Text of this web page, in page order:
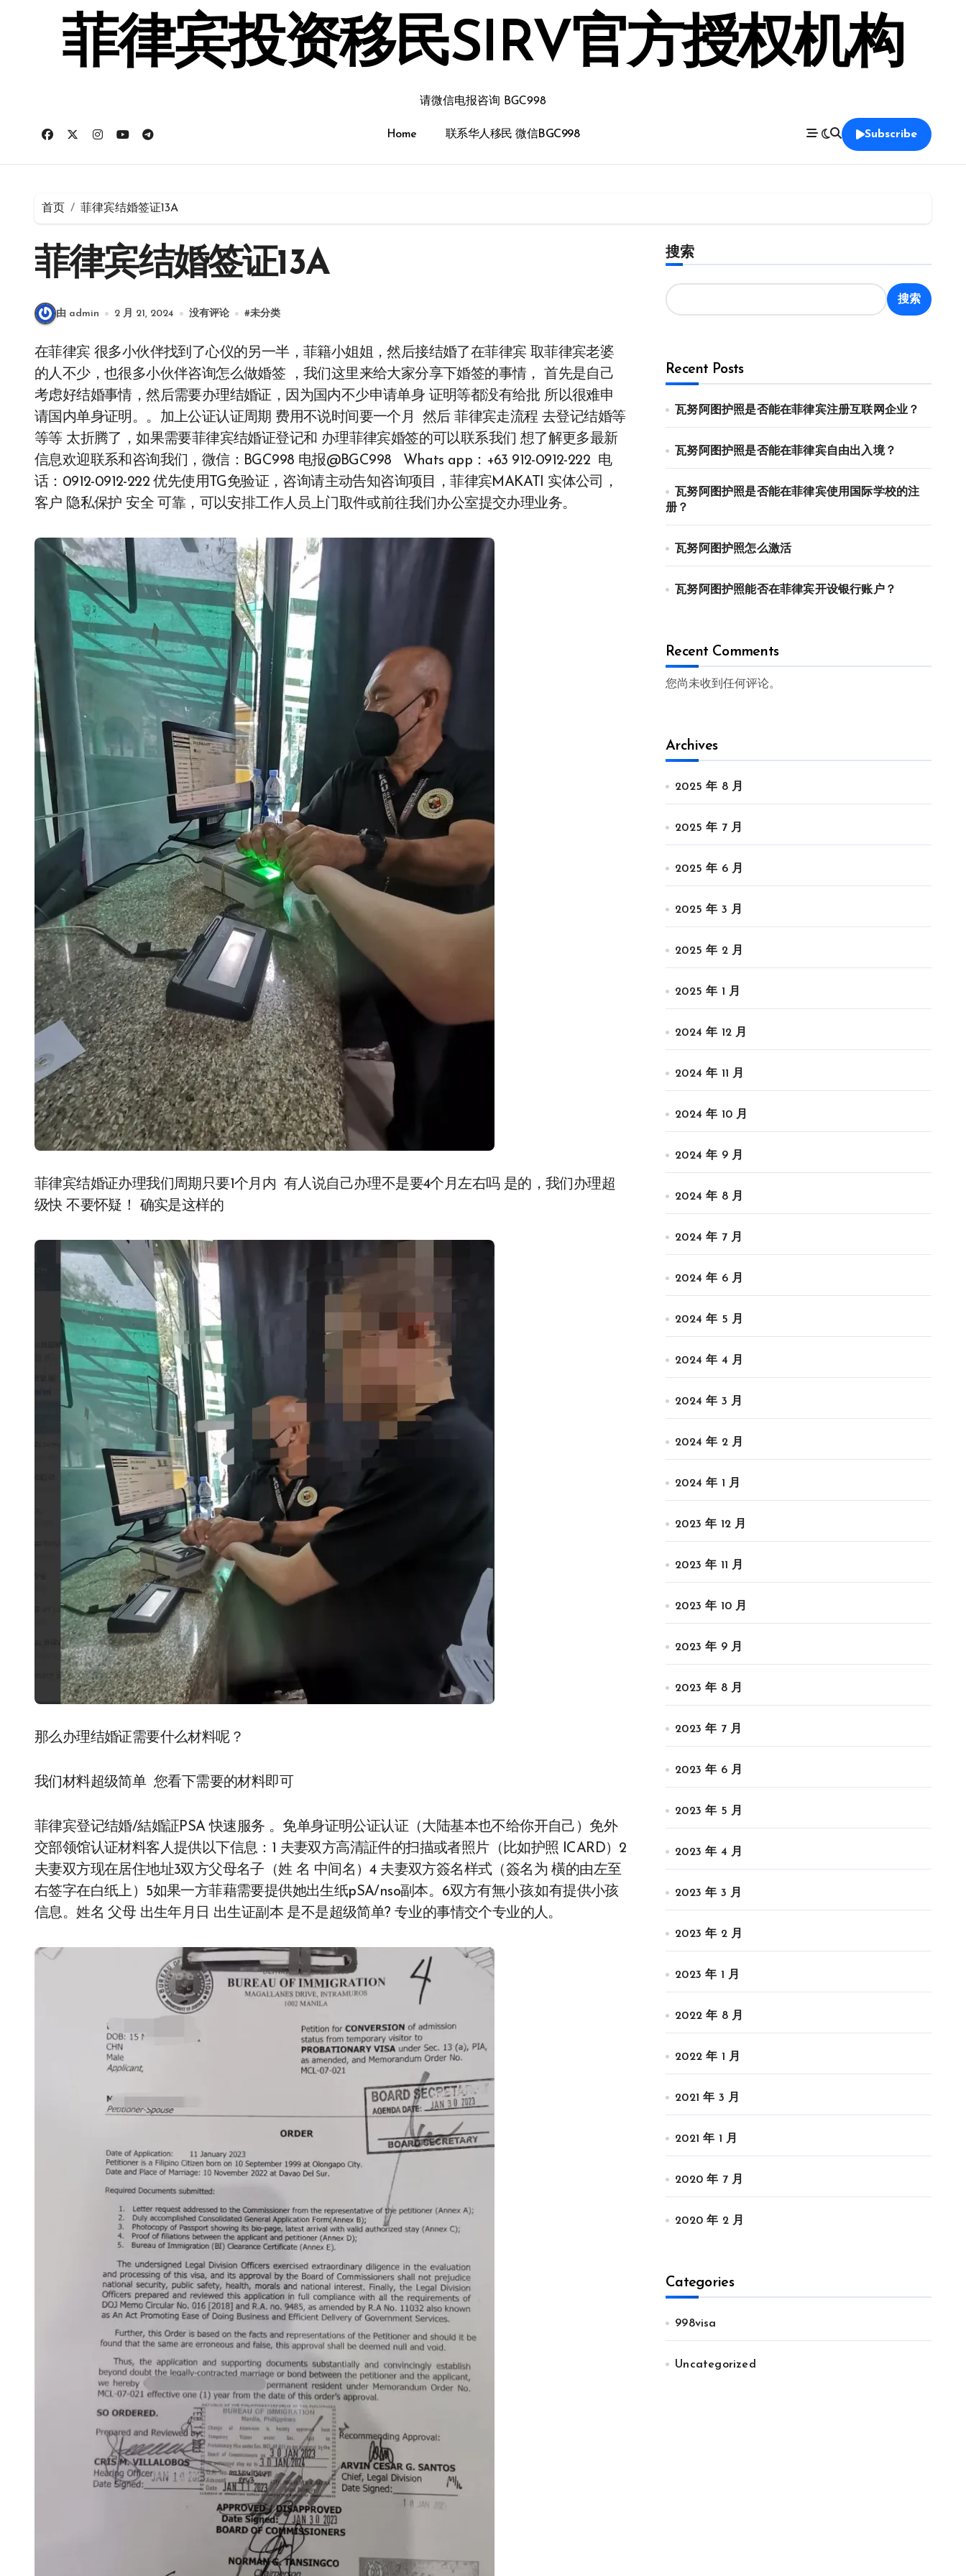
菲律宾投资移民SIRV官方授权机构
请微信电报咨询 BGC998
Home 联系华人移民 微信BGC998 Subscribe
首页 菲律宾结婚签证13A
菲律宾结婚签证13A
由 admin 2 月 21, 2024 没有评论 #未分类
在菲律宾 很多小伙伴找到了心仪的另一半，菲籍小姐姐，然后接结婚了在菲律宾 取菲律宾老婆
的人不少，也很多小伙伴咨询怎么做婚签 ，我们这里来给大家分享下婚签的事情， 首先是自己
考虑好结婚事情，然后需要办理结婚证，因为国内不少申请单身 证明等都没有给批 所以很难申
请国内单身证明。。加上公证认证周期 费用不说时间要一个月 然后 菲律宾走流程 去登记结婚等
等等 太折腾了，如果需要菲律宾结婚证登记和 办理菲律宾婚签的可以联系我们 想了解更多最新
信息欢迎联系和咨询我们，微信：BGC998 电报@BGC998 Whats app：+63 912-0912-222 电
话：0912-0912-222 优先使用TG免验证，咨询请主动告知咨询项目，菲律宾MAKATI 实体公司，
客户 隐私保护 安全 可靠，可以安排工作人员上门取件或前往我们办公室提交办理业务。
菲律宾结婚证办理我们周期只要1个月内 有人说自己办理不是要4个月左右吗 是的，我们办理超
级快 不要怀疑！ 确实是这样的
那么办理结婚证需要什么材料呢？
我们材料超级简单 您看下需要的材料即可
菲律宾登记结婚/結婚証PSA 快速服务 。免单身证明公证认证（大陆基本也不给你开自己）免外
交部领馆认证材料客人提供以下信息：1 夫妻双方高清証件的扫描或者照片（比如护照 ICARD）2
夫妻双方现在居住地址3双方父母名子（姓 名 中间名）4 夫妻双方簽名样式（簽名为 橫的由左至
右签字在白纸上）5如果一方菲藉需要提供她出生纸pSA/nso副本。6双方有無小孩.如有提供小孩
信息。姓名 父母 出生年月日 出生证副本 是不是超级简单? 专业的事情交个专业的人。
搜索
搜索
Recent Posts
瓦努阿图护照是否能在菲律宾注册互联网企业？
瓦努阿图护照是否能在菲律宾自由出入境？
瓦努阿图护照是否能在菲律宾使用国际学校的注
册？
瓦努阿图护照怎么激活
瓦努阿图护照能否在菲律宾开设银行账户？
Recent Comments
您尚未收到任何评论。
Archives
2025 年 8 月
2025 年 7 月
2025 年 6 月
2025 年 3 月
2025 年 2 月
2025 年 1 月
2024 年 12 月
2024 年 11 月
2024 年 10 月
2024 年 9 月
2024 年 8 月
2024 年 7 月
2024 年 6 月
2024 年 5 月
2024 年 4 月
2024 年 3 月
2024 年 2 月
2024 年 1 月
2023 年 12 月
2023 年 11 月
2023 年 10 月
2023 年 9 月
2023 年 8 月
2023 年 7 月
2023 年 6 月
2023 年 5 月
2023 年 4 月
2023 年 3 月
2023 年 2 月
2023 年 1 月
2022 年 8 月
2022 年 1 月
2021 年 3 月
2021 年 1 月
2020 年 7 月
2020 年 2 月
Categories
998visa
Uncategorized